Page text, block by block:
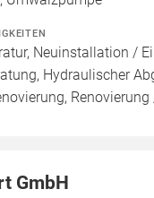
Neuinstallation /
Hydraulischer
GmbH